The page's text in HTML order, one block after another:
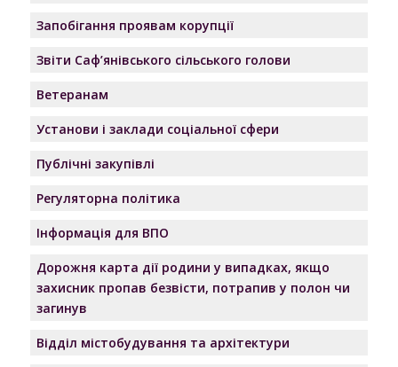
Запобігання проявам корупції
Звіти Саф’янівського сільського голови
Ветеранам
Установи і заклади соціальної сфери
Публічні закупівлі
Регуляторна політика
Інформація для ВПО
Дорожня карта дії родини у випадках, якщо
захисник пропав безвісти, потрапив у полон чи
загинув
Відділ містобудування та архітектури